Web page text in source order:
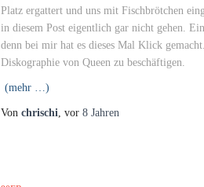
Platz ergattert und uns mit Fischbrötchen
in diesem Post eigentlich gar nicht gehen.
denn bei mir hat es dieses Mal Klick
Diskographie von Queen zu beschäftigen.
(mehr …)
Von chrischi, vor 8 Jahren